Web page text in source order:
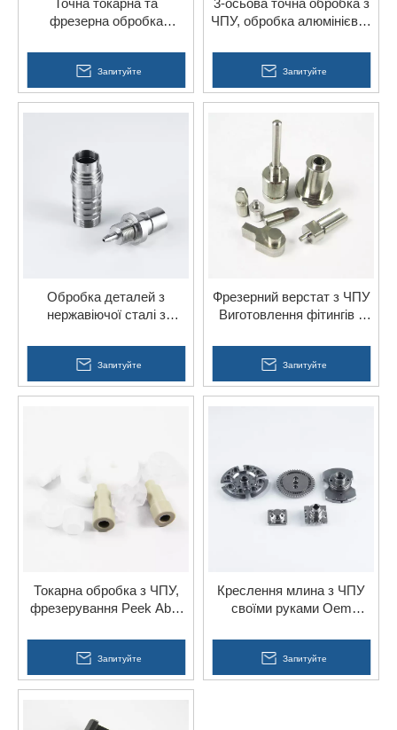
Точна токарна та
фрезерна обробка
велосипеда з ЧПУ
Запитуйте
3-осьова точна обробка з
ЧПУ, обробка алюмінієвих
Запитуйте
Обробка деталей з
нержавіючої сталі з
ЧПУ для електрики
Запитуйте
Фрезерний верстат з ЧПУ
Виготовлення фітингів з
прецизійних деталей
Запитуйте
Токарна обробка з ЧПУ,
фрезерування Peek Abs,
пластикових деталей для
автомобілів
Запитуйте
Креслення млина з ЧПУ
своїми руками Oem
сталевих деталей для
тренажерного залу
Запитуйте